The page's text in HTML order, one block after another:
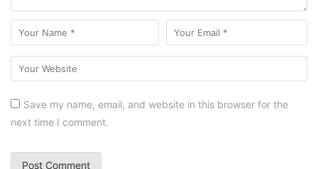
Save my name, email, and website in this browser for the
next time I comment.